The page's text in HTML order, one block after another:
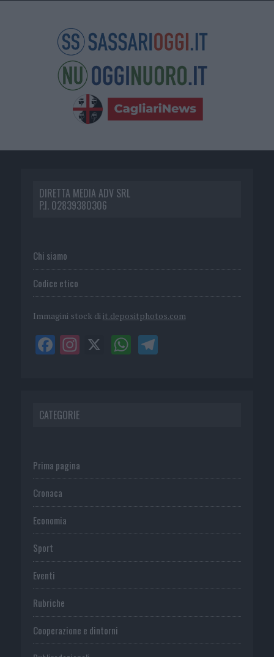
DIRETTA MEDIA ADV SRL
P.I. 02839380306
Chi siamo
Codice etico
Immagini stock di it.depositphotos.com
CATEGORIE
Prima pagina
Cronaca
Economia
Sport
Eventi
Rubriche
Cooperazione e dintorni